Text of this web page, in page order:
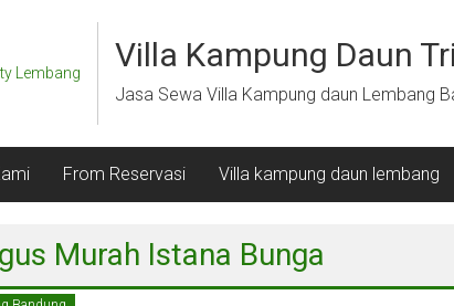
Villa Kampung Daun
Jasa Sewa Villa Kampung daun Lembang
From Reservasi Villa kampung daun lembang
Murah Istana Bunga